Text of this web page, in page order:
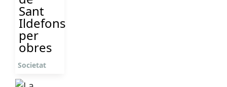
Sant
Ildefons
per
obres
Societat